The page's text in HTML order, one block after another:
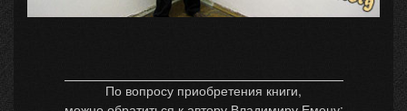
По вопросу приобретения книги,